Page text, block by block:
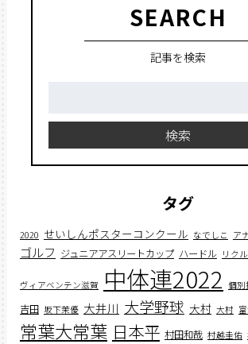
SEARCH
記事を検索
検索
タグ
2020 せいしんポスターコンクール なでしこ ア
ゴルフ ジュニアアスリートカップ ハードル リク
ヴィアベンテン滋賀 中体連2022 個別
吉田 坂下茉優 大井川 大学野球 大村 大村
常葉大常葉 日本平 村田和哉 村越圭佑